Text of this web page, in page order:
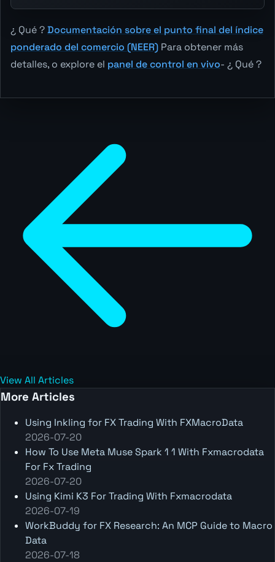
¿ Qué ?Documentación sobre el punto final del índice
ponderado del comercio (NEER) Para obtener más
detalles, o explore el panel de control en vivo- ¿ Qué ?
View All Articles
More Articles
Using Inkling for FX Trading With FXMacroData
2026-07-20
How To Use Meta Muse Spark 1 1 With Fxmacrodata
For Fx Trading
2026-07-20
Using Kimi K3 For Trading With Fxmacrodata
2026-07-19
WorkBuddy for FX Research: An MCP Guide to Macro
Data
2026-07-18